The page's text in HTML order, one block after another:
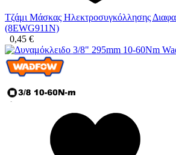
Τζάμι Μάσκας Ηλεκτροσυγκόλλησης
(8EWG911N)
0,45 €